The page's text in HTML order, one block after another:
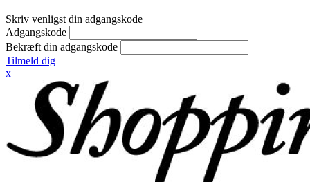
Skriv venligst din adgangskode
Adgangskode
Bekræft din adgangskode
Tilmeld dig
x